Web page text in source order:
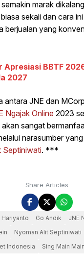
marak
sekali dan cara
berjualan yang
Apresiasi BBTF
2027
antara JNE dan
Ngajak Online 2023
sangat
narasumber
Septiniwati. ***
Share Articles
Go Andik
JNE
Nyoman Alit Septiniwati
Indonesia
Sing Main Main